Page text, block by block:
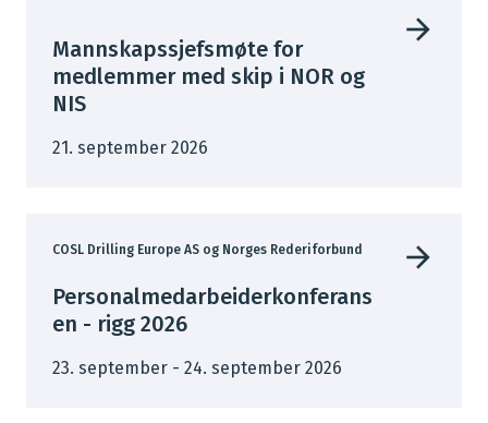
Mannskapssjefsmøte for
medlemmer med skip i NOR og
NIS
21. september 2026
COSL Drilling Europe AS og Norges Rederiforbund
Personalmedarbeiderkonferans
en - rigg 2026
23. september - 24. september 2026